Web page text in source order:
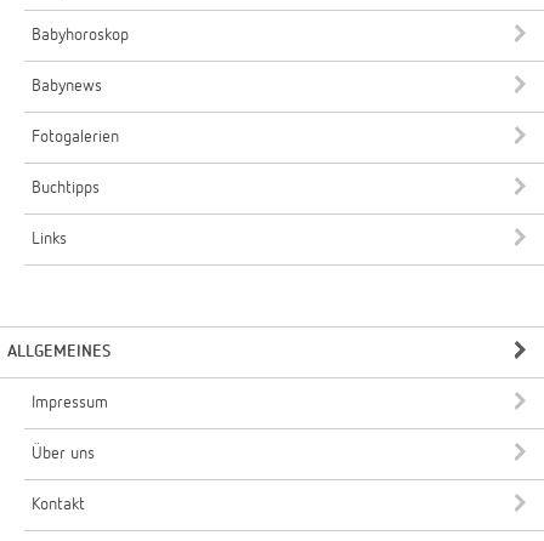
Babyhoroskop
Babynews
Fotogalerien
Buchtipps
Links
ALLGEMEINES
Impressum
Über uns
Kontakt